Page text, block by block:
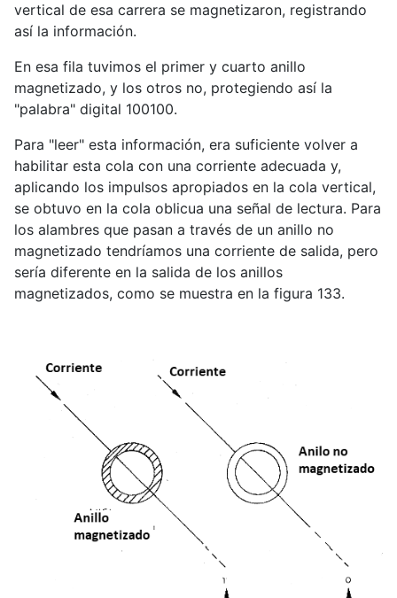
vertical de esa carrera se magnetizaron, registrando
así la información.
En esa fila tuvimos el primer y cuarto anillo
magnetizado, y los otros no, protegiendo así la
"palabra" digital 100100.
Para "leer" esta información, era suficiente volver a
habilitar esta cola con una corriente adecuada y,
aplicando los impulsos apropiados en la cola vertical,
se obtuvo en la cola oblicua una señal de lectura. Para
los alambres que pasan a través de un anillo no
magnetizado tendríamos una corriente de salida, pero
sería diferente en la salida de los anillos
magnetizados, como se muestra en la figura 133.